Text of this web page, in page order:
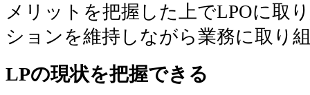
メリットを把握した上でLPOに取
ションを維持しながら業務に取り
LPの現状を把握できる